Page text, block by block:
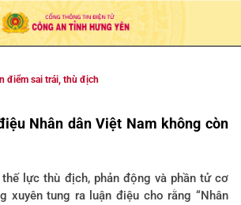
điểm sai trái, thù địch
Nhân dân Việt Nam không còn
lực thù địch, phản động và phần tử cơ
xuyên tung ra luận điệu cho rằng “Nhân